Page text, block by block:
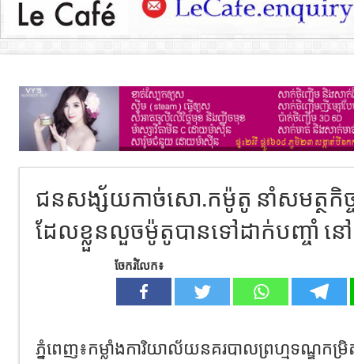
ជនសង្ស័យកាច់សោ.កម៉ូតូ នាំសមត្ថកិច្
ដែលខ្លួនលួចម៉ូតូបានទៅដាក់បញ្ចាំ
ចែករំលែក៖
ភ្នំពេញ៖កម្លាំងការិយាល័យនគរបាលព្រហ្មទណ្ឌកម្រិ